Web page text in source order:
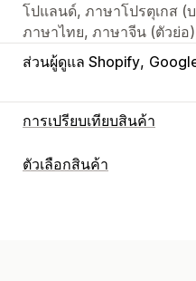
โปแลนด์, ภาษาโปรตุเกส
ภาษาไทย, ภาษาจีน (ตัวย่อ
ส่วนผู้ดูแล Shopify
การเปรียบเทียบสินค้า
เครื่องมือเปรียบเทียบ
ตัวเลือกสินค้า